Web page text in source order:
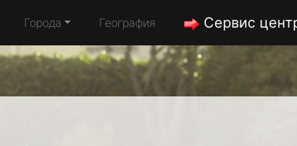
Города География Сервис